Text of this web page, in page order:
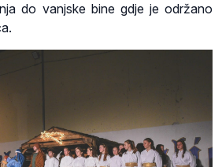
do vanjske bine gdje je održano